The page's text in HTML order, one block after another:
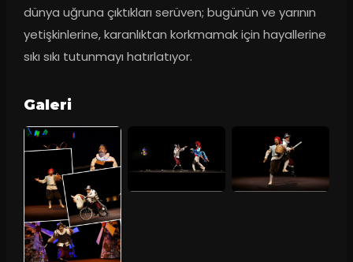
dünya uğruna çıktıkları serüven; bugünün ve yarının
yetişkinlerine, karanlıktan korkmamak için hayallerine
sıkı sıkı tutunmayı hatırlatıyor.
Galeri